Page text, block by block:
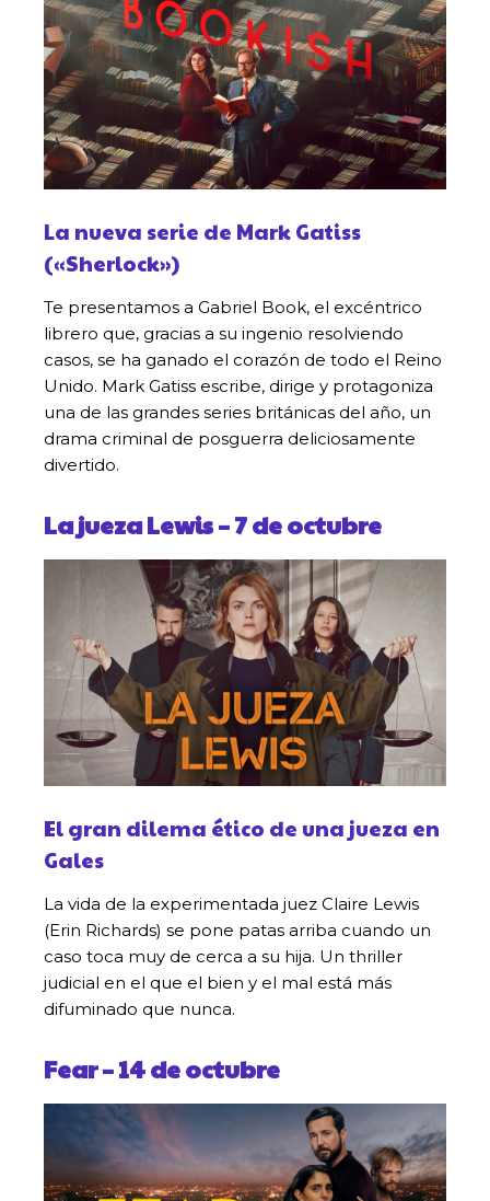
La nueva serie de Mark Gatiss
(«Sherlock»)
Te presentamos a Gabriel Book, el excéntrico
librero que, gracias a su ingenio resolviendo
casos, se ha ganado el corazón de todo el Reino
Unido. Mark Gatiss escribe, dirige y protagoniza
una de las grandes series británicas del año, un
drama criminal de posguerra deliciosamente
divertido.
La jueza Lewis– 7 de octubre
El gran dilema ético de una jueza en
Gales
La vida de la experimentada juez Claire Lewis
(Erin Richards) se pone patas arriba cuando un
caso toca muy de cerca a su hija. Un thriller
judicial en el que el bien y el mal está más
difuminado que nunca.
Fear– 14 de octubre